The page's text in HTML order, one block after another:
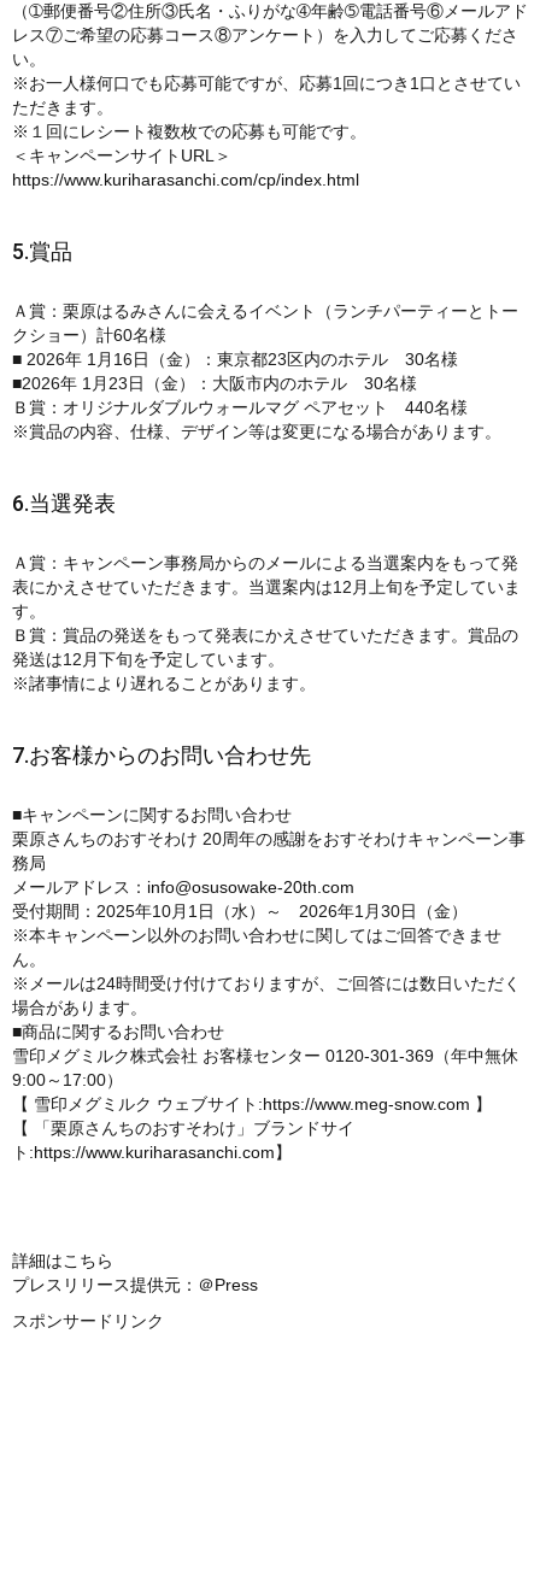
（➀郵便番号②住所③氏名・ふりがな➃年齢➄電話番号⑥メールアド
レス⑦ご希望の応募コース⑧アンケート）を入力してご応募くださ
い。
※お一人様何口でも応募可能ですが、応募1回につき1口とさせてい
ただきます。
※１回にレシート複数枚での応募も可能です。
＜キャンペーンサイトURL＞
https://www.kuriharasanchi.com/cp/index.html
5.賞品
Ａ賞：栗原はるみさんに会えるイベント（ランチパーティーとトー
クショー）計60名様
■ 2026年 1月16日（金）：東京都23区内のホテル 30名様
■2026年 1月23日（金）：大阪市内のホテル 30名様
Ｂ賞：オリジナルダブルウォールマグ ペアセット 440名様
※賞品の内容、仕様、デザイン等は変更になる場合があります。
6.当選発表
Ａ賞：キャンペーン事務局からのメールによる当選案内をもって発
表にかえさせていただきます。当選案内は12月上旬を予定していま
す。
Ｂ賞：賞品の発送をもって発表にかえさせていただきます。賞品の
発送は12月下旬を予定しています。
※諸事情により遅れることがあります。
7.お客様からのお問い合わせ先
■キャンペーンに関するお問い合わせ
栗原さんちのおすそわけ 20周年の感謝をおすそわけキャンペーン事
務局
メールアドレス： info@osusowake-20th.com
受付期間：2025年10月1日（水）～ 2026年1月30日（金）
※本キャンペーン以外のお問い合わせに関してはご回答できませ
ん。
※メールは24時間受け付けておりますが、ご回答には数日いただく
場合があります。
■商品に関するお問い合わせ
雪印メグミルク株式会社 お客様センター 0120-301-369（年中無休
9:00～17:00）
【 雪印メグミルク ウェブサイト:https://www.meg-snow.com 】
【 「栗原さんちのおすそわけ」ブランドサイ
ト:https://www.kuriharasanchi.com】
詳細はこちら
プレスリリース提供元：＠Press
スポンサードリンク